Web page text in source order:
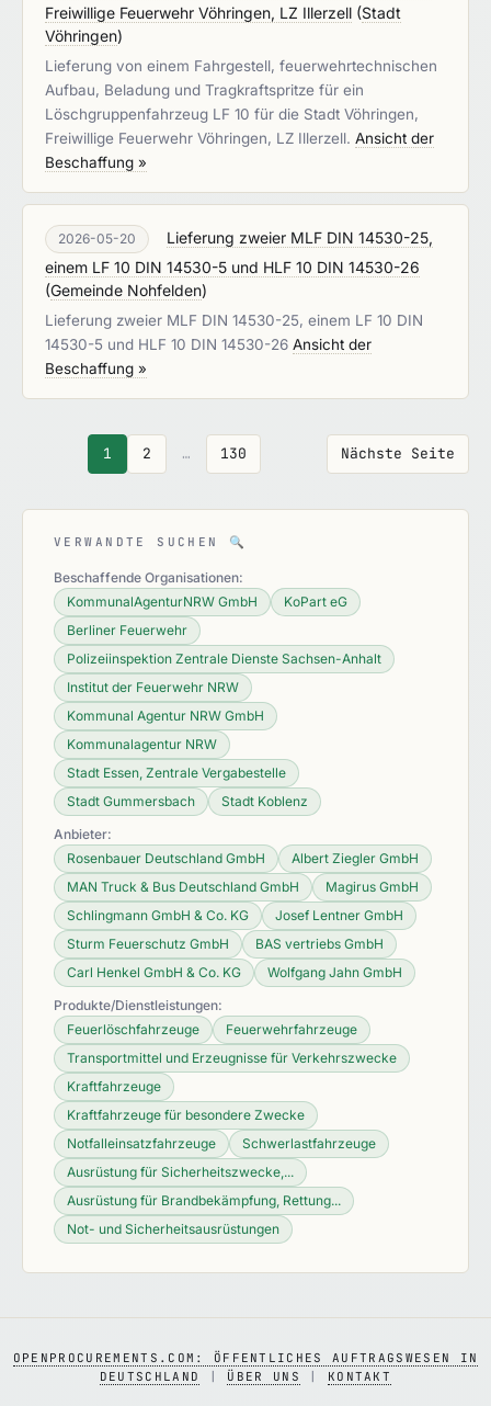
Freiwillige Feuerwehr Vöhringen, LZ Illerzell (Stadt
Vöhringen)
Lieferung von einem Fahrgestell, feuerwehrtechnischen
Aufbau, Beladung und Tragkraftspritze für ein
Löschgruppenfahrzeug LF 10 für die Stadt Vöhringen,
Freiwillige Feuerwehr Vöhringen, LZ Illerzell. Ansicht der
Beschaffung »
2026-05-20
Lieferung zweier MLF DIN 14530-25,
einem LF 10 DIN 14530-5 und HLF 10 DIN 14530-26
(Gemeinde Nohfelden)
Lieferung zweier MLF DIN 14530-25, einem LF 10 DIN
14530-5 und HLF 10 DIN 14530-26 Ansicht der
Beschaffung »
Nächste Seite
1 2 … 130
VERWANDTE SUCHEN 🔍
Beschaffende Organisationen:
KommunalAgenturNRW GmbH
KoPart eG
Berliner Feuerwehr
Polizeiinspektion Zentrale Dienste Sachsen-Anhalt
Institut der Feuerwehr NRW
Kommunal Agentur NRW GmbH
Kommunalagentur NRW
Stadt Essen, Zentrale Vergabestelle
Stadt Gummersbach
Stadt Koblenz
Anbieter:
Rosenbauer Deutschland GmbH
Albert Ziegler GmbH
MAN Truck & Bus Deutschland GmbH
Magirus GmbH
Schlingmann GmbH & Co. KG
Josef Lentner GmbH
Sturm Feuerschutz GmbH
BAS vertriebs GmbH
Carl Henkel GmbH & Co. KG
Wolfgang Jahn GmbH
Produkte/Dienstleistungen:
Feuerlöschfahrzeuge
Feuerwehrfahrzeuge
Transportmittel und Erzeugnisse für Verkehrszwecke
Kraftfahrzeuge
Kraftfahrzeuge für besondere Zwecke
Notfalleinsatzfahrzeuge
Schwerlastfahrzeuge
Ausrüstung für Sicherheitszwecke,...
Ausrüstung für Brandbekämpfung, Rettung...
Not- und Sicherheitsausrüstungen
OPENPROCUREMENTS.COM: ÖFFENTLICHES AUFTRAGSWESEN IN
DEUTSCHLAND
ÜBER UNS KONTAKT